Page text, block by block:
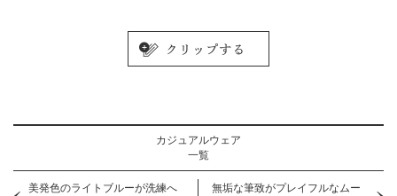
カジュアルウェア
一覧
美発色のライトブルーが洗練へ
無垢な筆致がプレイフルなムー